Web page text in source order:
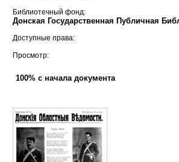
Библиотечный фонд:
Донская Государственная Публичная
Доступные права:
Просмотр:
100% с начала документа